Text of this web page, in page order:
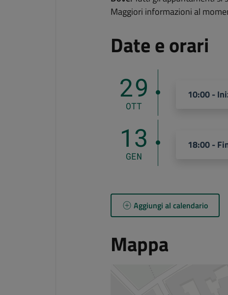
Maggiori informazioni al
Date e orari
29
OTT
10:00 -
13
GEN
18:00 -
Aggiungi al calendario
Mappa